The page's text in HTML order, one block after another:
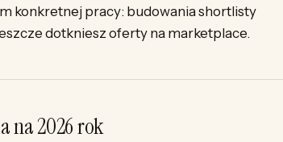
konkretnej pracy: budowania shortlisty
dotkniesz oferty na marketplace.
na 2026 rok